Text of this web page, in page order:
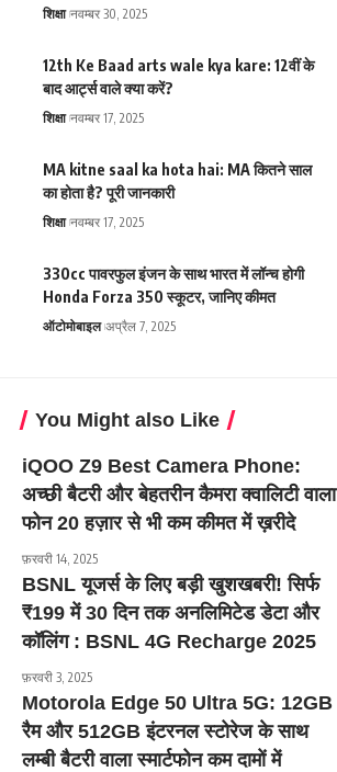
शिक्षा नवम्बर 30, 2025
12th Ke Baad arts wale kya kare: 12वीं के
बाद आर्ट्स वाले क्या करें?
शिक्षा नवम्बर 17, 2025
MA kitne saal ka hota hai: MA कितने साल
का होता है? पूरी जानकारी
शिक्षा नवम्बर 17, 2025
330cc पावरफुल इंजन के साथ भारत में लॉन्च होगी
Honda Forza 350 स्कूटर, जानिए कीमत
ऑटोमोबाइल अप्रैल 7, 2025
You Might also Like
iQOO Z9 Best Camera Phone:
अच्छी बैटरी और बेहतरीन कैमरा क्वालिटी वाला
फोन 20 हज़ार से भी कम कीमत में ख़रीदे
फ़रवरी 14, 2025
BSNL यूजर्स के लिए बड़ी खुशखबरी! सिर्फ
₹199 में 30 दिन तक अनलिमिटेड डेटा और
कॉलिंग : BSNL 4G Recharge 2025
फ़रवरी 3, 2025
Motorola Edge 50 Ultra 5G: 12GB
रैम और 512GB इंटरनल स्टोरेज के साथ
लम्बी बैटरी वाला स्मार्टफोन कम दामों में